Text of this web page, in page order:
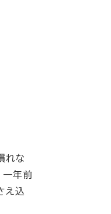
れな
一年前
え込